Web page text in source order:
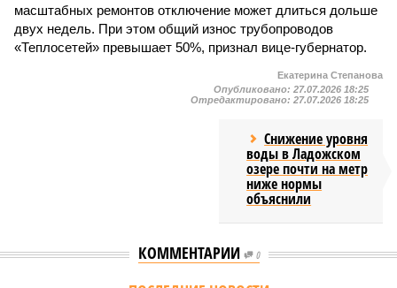
масштабных ремонтов отключение может длиться дольше
двух недель. При этом общий износ трубопроводов
«Теплосетей» превышает 50%, признал вице-губернатор.
Екатерина Степанова
Опубликовано: 27.07.2026 18:25
Отредактировано: 27.07.2026 18:25
Снижение уровня
воды в Ладожском
озере почти на метр
ниже нормы
объяснили
КОММЕНТАРИИ 0